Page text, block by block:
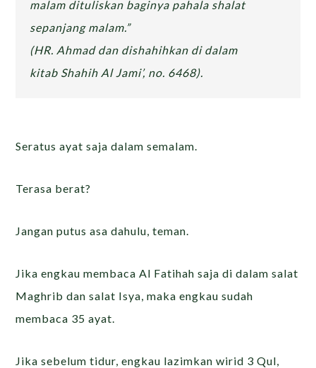
malam dituliskan baginya pahala shalat
sepanjang malam.”
(HR. Ahmad dan dishahihkan di dalam
kitab Shahih Al Jami’, no. 6468).
Seratus ayat saja dalam semalam.
Terasa berat?
Jangan putus asa dahulu, teman.
Jika engkau membaca Al Fatihah saja di dalam salat
Maghrib dan salat Isya, maka engkau sudah
membaca 35 ayat.
Jika sebelum tidur, engkau lazimkan wirid 3 Qul,